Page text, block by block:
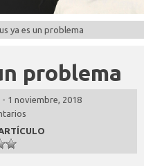
ya es un problema
problema
- 1 noviembre, 2018